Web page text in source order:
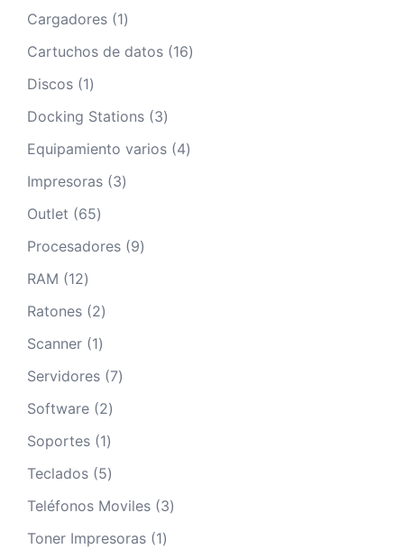
productos
Cargadores 11
producto
Cartuchos de datos 1616
Discos 11
producto
Docking Stations 33
productos
Equipamiento varios 44
Impresoras 33
Outlet 6565
productos
Procesadores 99
RAM 1212
productos
Ratones 22
productos
Scanner 11
producto
Servidores 77
Software 22
productos
Soportes 11
producto
Teclados 55
productos
Teléfonos Moviles 33
Toner Impresoras 11